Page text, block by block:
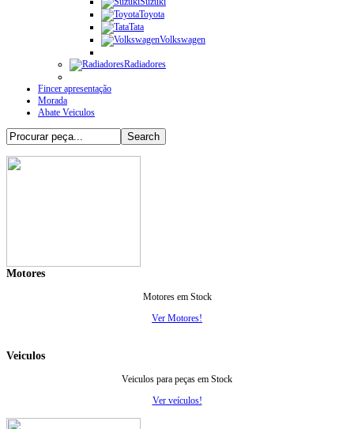
Toyota
Tata
Volkswagen
Radiadores
Fincer apresentação
Morada
Abate Veiculos
Motores
Motores em Stock
Ver Motores!
Veiculos
Veiculos para peças em Stock
Ver veículos!